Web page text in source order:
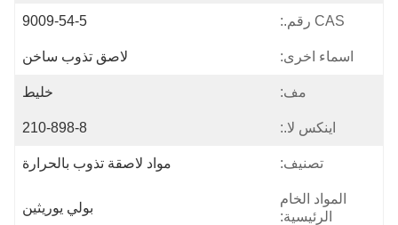
CAS رقم.: 9009-54-5
اسماء اخرى: لاصق تذوب ساخن
مف: خليط
اينكس لا.: 210-898-8
تصنيف: مواد لاصقة تذوب بالحرارة
المواد الخام
الرئيسية:
بولي يوريثين